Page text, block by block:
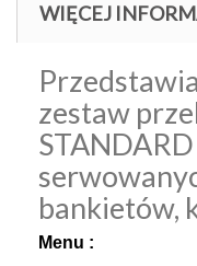
WIĘCEJ
zestaw
bankietów,
Menu :